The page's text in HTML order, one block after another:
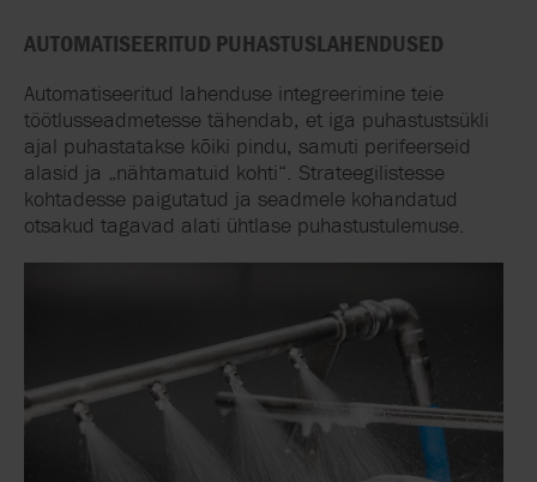
AUTOMATISEERITUD PUHASTUSLAHENDUSED
Automatiseeritud lahenduse integreerimine teie
töötlusseadmetesse tähendab, et iga puhastustsükli
ajal puhastatakse kõiki pindu, samuti perifeerseid
alasid ja „nähtamatuid kohti“. Strateegilistesse
kohtadesse paigutatud ja seadmele kohandatud
otsakud tagavad alati ühtlase puhastustulemuse.